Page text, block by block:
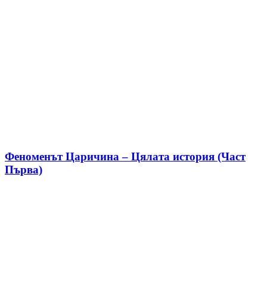
Феноменът Царичина – Цялата история (Част
Първа)